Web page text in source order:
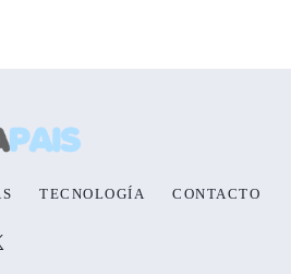
TECNOLOGÍA CONTACTO